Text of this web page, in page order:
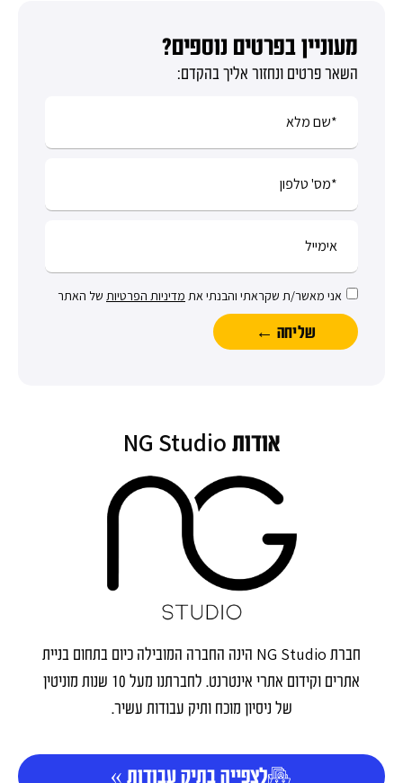
מעוניין בפרטים נוספים?
השאר פרטים ונחזור אליך בהקדם:
אני מאשר/ת שקראתי והבנתי את מדיניות הפרטיות של האתר
שליחה ←
אודות NG Studio
חברת NG Studio הינה החברה המובילה כיום בתחום בניית
אתרים וקידום אתרי אינטרנט. לחברתנו מעל 10 שנות מוניטין
של ניסיון מוכח ותיק עבודות עשיר.
לצפייה בתיק עבודות »